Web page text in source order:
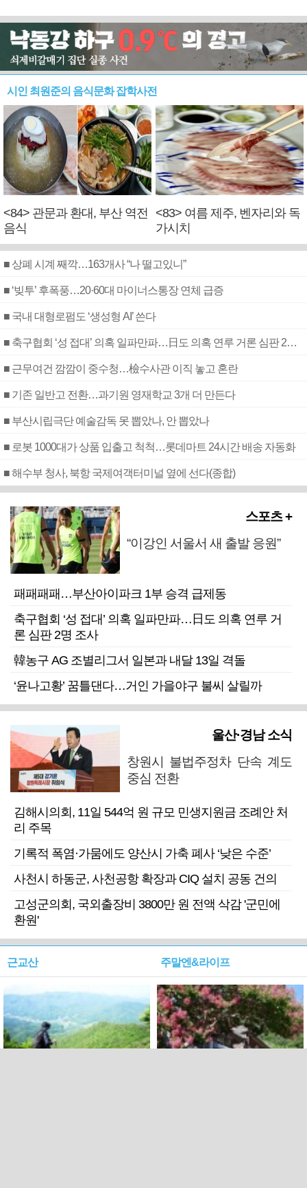
시인 최원준의 음식문화 잡학사전
<84> 관문과 환대, 부산 역전
음식
<83> 여름 제주, 벤자리와 독
가시치
■ 상폐 시계 째깍…163개사 “나 떨고있니”
■ ‘빚투’ 후폭풍…20·60대 마이너스통장 연체 급증
■ 국내 대형로펌도 ‘생성형 AI’ 쓴다
■ 축구협회 ‘성 접대’ 의혹 일파만파…日도 의혹 연루 거론 심판 2명 조사
■ 근무여건 깜깜이 중수청…檢수사관 이직 놓고 혼란
■ 기존 일반고 전환…과기원 영재학교 3개 더 만든다
■ 부산시립극단 예술감독 못 뽑았나, 안 뽑았나
■ 로봇 1000대가 상품 입출고 척척…롯데마트 24시간 배송 자동화
■ 해수부 청사, 북항 국제여객터미널 옆에 선다(종합)
스포츠 +
“이강인 서울서 새 출발 응원”
패패패패…부산아이파크 1부 승격 급제동
축구협회 ‘성 접대’ 의혹 일파만파…日도 의혹 연루 거
론 심판 2명 조사
韓농구 AG 조별리그서 일본과 내달 13일 격돌
‘윤나고황’ 꿈틀댄다…거인 가을야구 불씨 살릴까
울산·경남 소식
창원시 불법주정차 단속 계도
중심 전환
김해시의회, 11일 544억 원 규모 민생지원금 조례안 처
리 주목
기록적 폭염·가뭄에도 양산시 가축 폐사 ‘낮은 수준’
사천시 하동군, 사천공항 확장과 CIQ 설치 공동 건의
고성군의회, 국외출장비 3800만 원 전액 삭감 '군민에
환원'
근교산 주말엔&라이프